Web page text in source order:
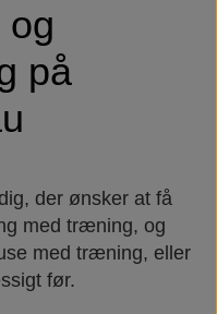
og
på
der ønsker at få
med træning, og
med træning, eller
før.